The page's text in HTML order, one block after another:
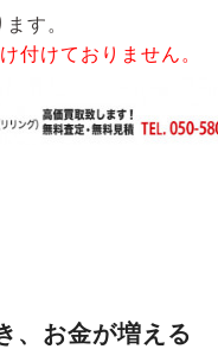
す。
付けておりません。
、お金が増える